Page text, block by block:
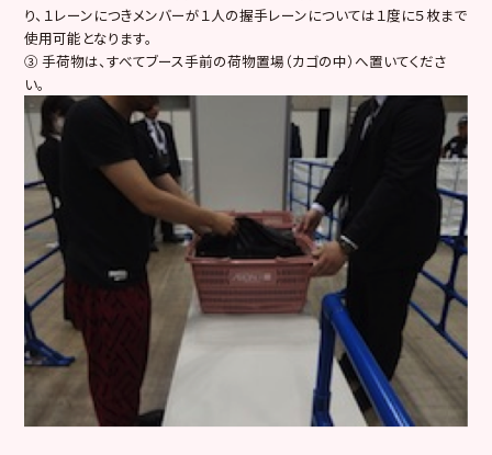
り、１レーンにつきメンバーが１人の握手レーンについては１度に５枚まで
使用可能となります。
③ 手荷物は、すべてブース手前の荷物置場（カゴの中）へ置いてくださ
い。